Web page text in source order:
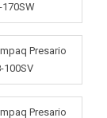
170SW
Presario
100SV
Presario